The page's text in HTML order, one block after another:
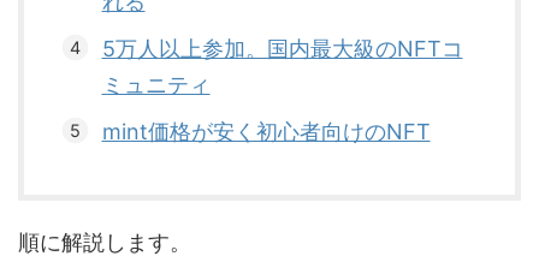
5万人以上参加。国内最大級のNFTコ
ミュニティ
mint価格が安く初心者向けのNFT
順に解説します。